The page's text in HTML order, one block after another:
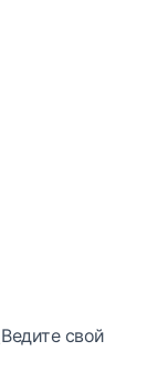
Ведите свой